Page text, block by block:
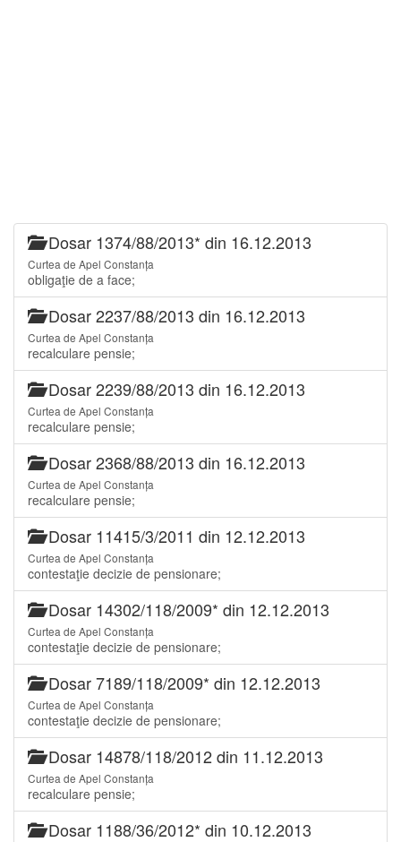
Dosar 1374/88/2013* din 16.12.2013
Curtea de Apel Constanța
obligaţie de a face;
Dosar 2237/88/2013 din 16.12.2013
Curtea de Apel Constanța
recalculare pensie;
Dosar 2239/88/2013 din 16.12.2013
Curtea de Apel Constanța
recalculare pensie;
Dosar 2368/88/2013 din 16.12.2013
Curtea de Apel Constanța
recalculare pensie;
Dosar 11415/3/2011 din 12.12.2013
Curtea de Apel Constanța
contestaţie decizie de pensionare;
Dosar 14302/118/2009* din 12.12.2013
Curtea de Apel Constanța
contestaţie decizie de pensionare;
Dosar 7189/118/2009* din 12.12.2013
Curtea de Apel Constanța
contestaţie decizie de pensionare;
Dosar 14878/118/2012 din 11.12.2013
Curtea de Apel Constanța
recalculare pensie;
Dosar 1188/36/2012* din 10.12.2013